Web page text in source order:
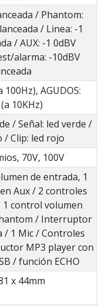
/ Phantom:
/ Linea: -1
/ AUX: -1 0dBV
alarma: -10dBV
100Hz), AGUDOS:
10KHz)
/ Señal: led verde /
/ Clip: led rojo
70V, 100V
de entrada, 1
Aux / 2 controles
1 control volumen
/ Interruptor
/ 1 Mic / Controles
MP3 player con
/ función ECHO
x 44mm